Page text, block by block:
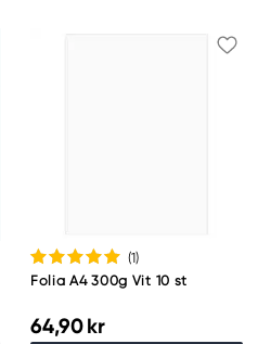
(1)
Folia A4 300g Vit 10 st
64,90 kr